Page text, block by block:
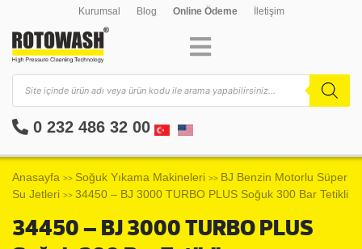
Kurumsal Blog Online Ödeme İletişim
0 232 486 32 00
Anasayfa >> Soğuk Yıkama Makineleri >> BJ Benzin Motorlu Süper
Su Jetleri >> 34450 – BJ 3000 TURBO PLUS Soğuk 300 Bar Tetikli
34450 – BJ 3000 TURBO PLUS